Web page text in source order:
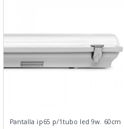
Pantalla ip65 p/1tubo led 9w. 60cm